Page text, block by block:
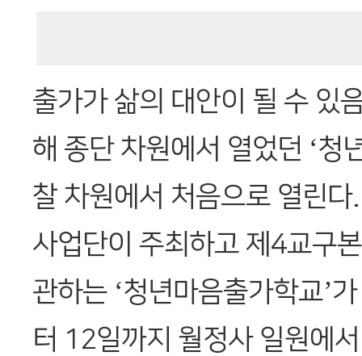
출가가 삶의 대안이 될 수 있
해 종단 차원에서 열었던 ‘청
찰 차원에서 처음으로 열린
사업단이 주최하고 제4교구
관하는 ‘청년마음출가학교’
터 12일까지 월정사 일원에